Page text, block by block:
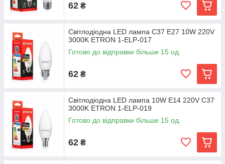
62 ₴
Світлодіодна LED лампа С37 E27 10W 220V
3000K ETRON 1-ELP-017
Готово до відправки більше 15 од.
62 ₴
Світлодіодна LED лампа 10W E14 220V С37
3000K ETRON 1-ELP-019
Готово до відправки більше 15 од.
62 ₴